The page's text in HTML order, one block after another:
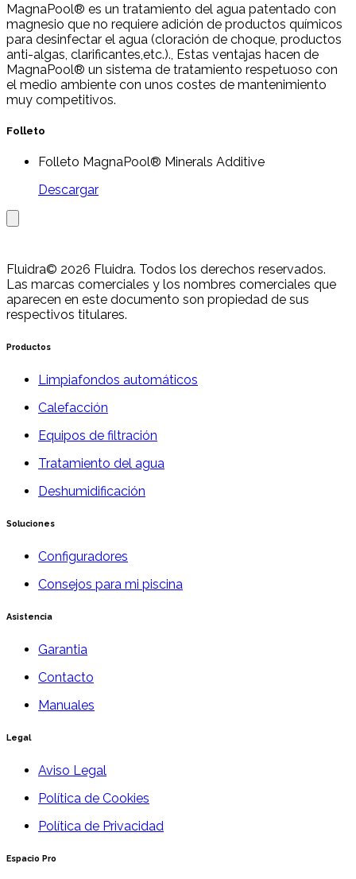
MagnaPool® es un tratamiento del agua patentado con
magnesio que no requiere adición de productos químicos
para desinfectar el agua (cloración de choque, productos
anti-algas, clarificantes,etc.)., Estas ventajas hacen de
MagnaPool® un sistema de tratamiento respetuoso con
el medio ambiente con unos costes de mantenimiento
muy competitivos.
Folleto
Folleto MagnaPool® Minerals Additive
Descargar
Fluidra© 2026 Fluidra. Todos los derechos reservados.
Las marcas comerciales y los nombres comerciales que
aparecen en este documento son propiedad de sus
respectivos titulares.
Productos
Limpiafondos automáticos
Calefacción
Equipos de filtración
Tratamiento del agua
Deshumidificación
Soluciones
Configuradores
Consejos para mi piscina
Asistencia
Garantia
Contacto
Manuales
Legal
Aviso Legal
Política de Cookies
Política de Privacidad
Espacio Pro